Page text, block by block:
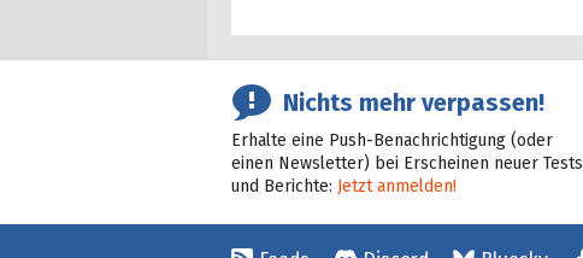
Nichts mehr verpassen!
Erhalte eine Push-Benachrichtigung (oder
einen Newsletter) bei Erscheinen neuer Tests
und Berichte: Jetzt anmelden!